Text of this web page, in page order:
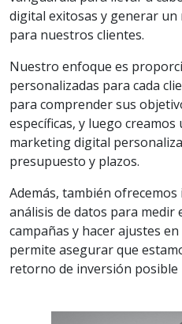
digital exitosas y generar
para nuestros clientes.
Nuestro enfoque es
personalizadas para cada
para comprender sus
específicas, y luego
marketing digital
presupuesto y plazos.
Además, también
análisis de datos para medir
campañas y hacer ajustes
permite asegurar que
retorno de inversión posible